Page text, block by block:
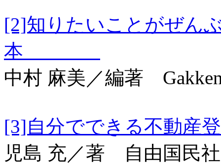
[2]知りたいことがぜん
本
中村 麻美／編著
[3]自分でできる不
児島 充／著 自由国民社